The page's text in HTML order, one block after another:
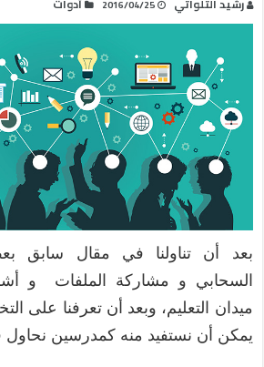
2016/04/25
بعد أن تناولنا في مقال سابق
السحابي و مشاركة الملفات و
ميدان التعليم، وبعد أن تعرفنا على
يمكن أن نستفيد منه كمدرسين